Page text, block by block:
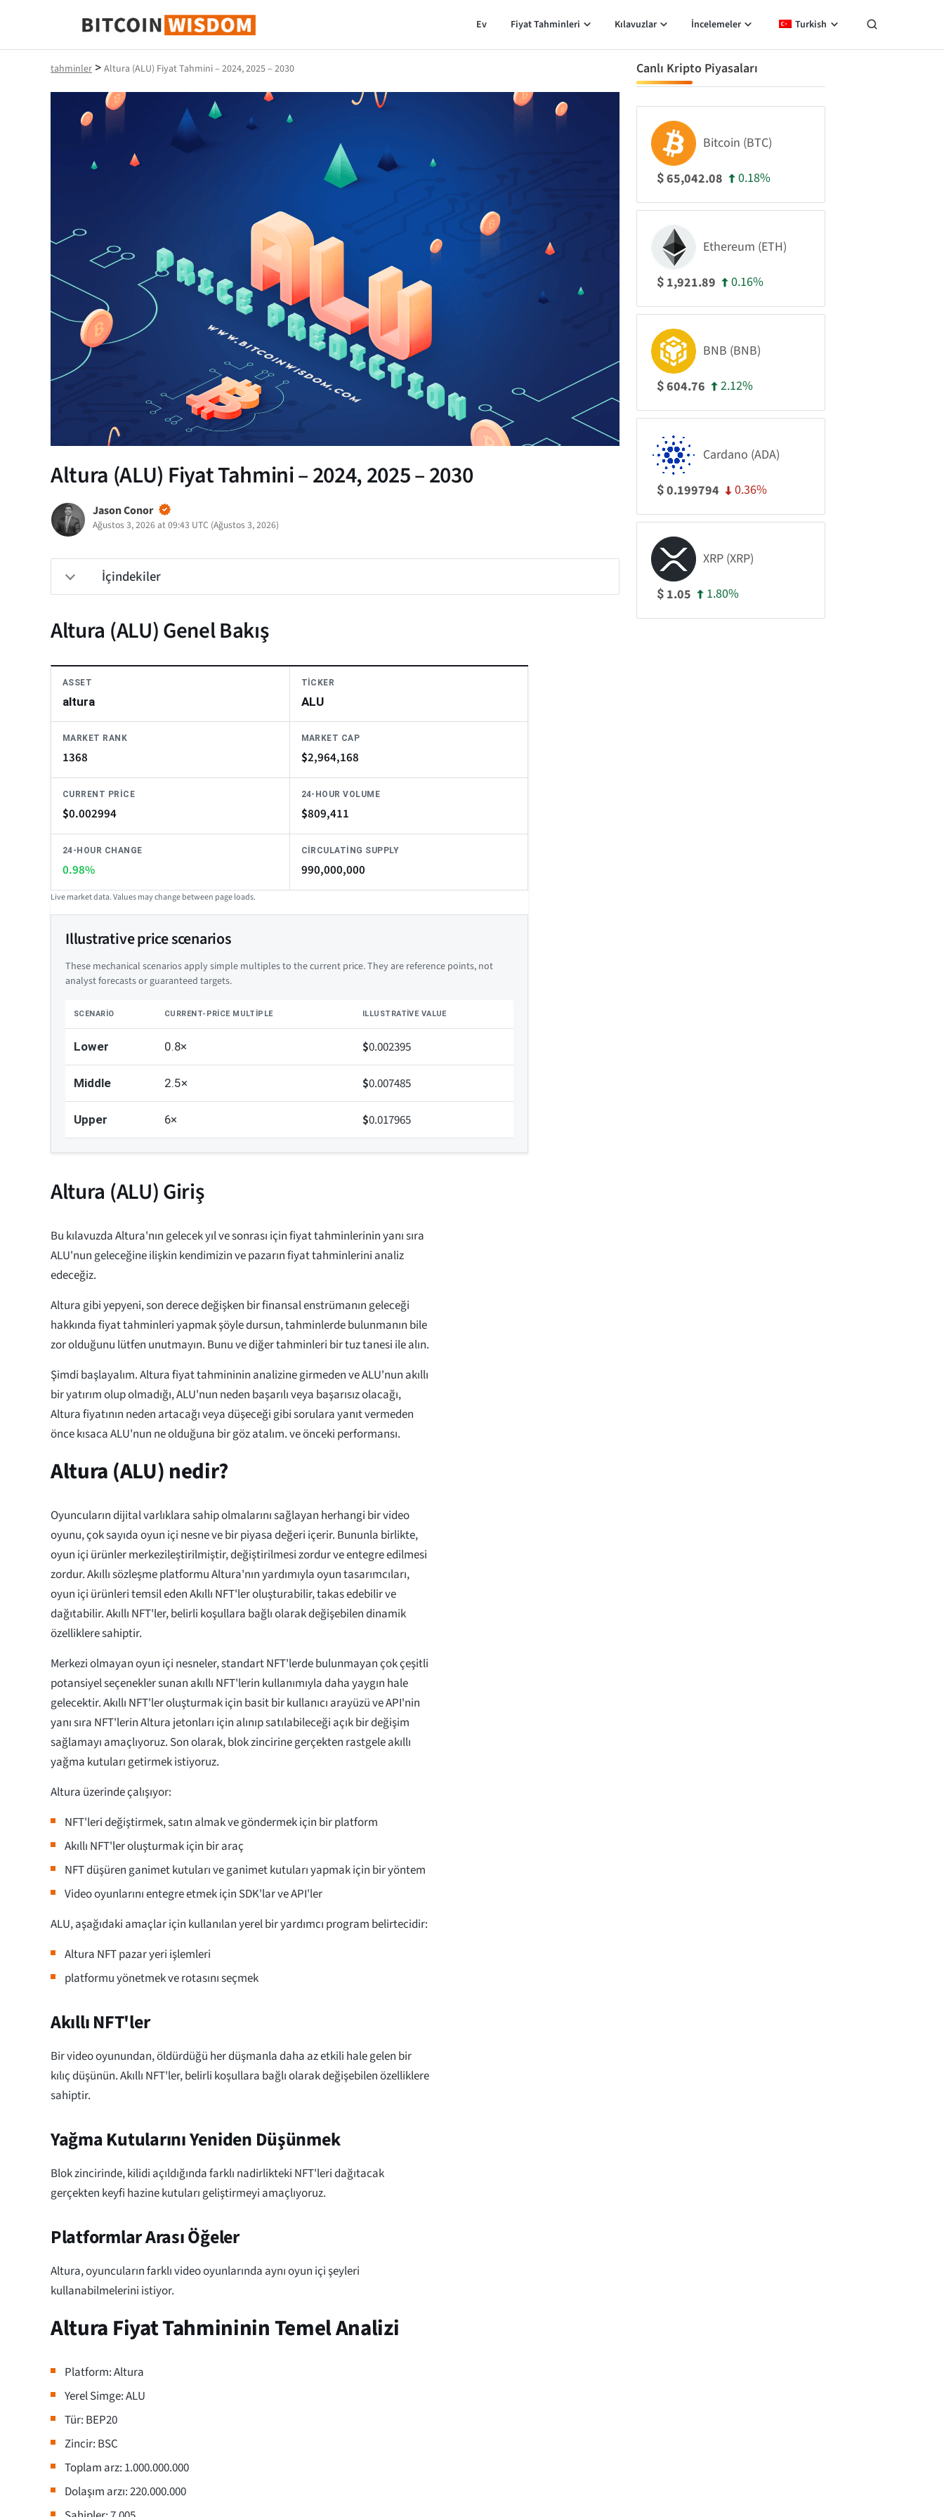
Bitcoin Bilgeliği
Ev Fiyat Tahminleri Kılavuzlar İncelemeler Turkish
tahminler > Altura (ALU) Fiyat Tahmini – 2024, 2025 – 2030
Altura (ALU) Fiyat Tahmini – 2024, 2025 – 2030
Jason Conor
Ağustos 3, 2026 at 09:43 UTC (Ağustos 3, 2026)
İçindekiler
Altura (ALU) Genel Bakış
ASSET
altura
TICKER
ALU
MARKET RANK
1368
MARKET CAP
$2,964,168
CURRENT PRICE
$0.002994
24-HOUR VOLUME
$809,411
24-HOUR CHANGE
0.98%
CIRCULATING SUPPLY
990,000,000
Live market data. Values may change between page loads.
Illustrative price scenarios
These mechanical scenarios apply simple multiples to the current price. They are reference points, not
analyst forecasts or guaranteed targets.
SCENARIO CURRENT-PRICE MULTIPLE ILLUSTRATIVE VALUE
Lower 0.8× $0.002395
Middle 2.5× $0.007485
Upper 6× $0.017965
Altura (ALU) Giriş
Bu kılavuzda Altura'nın gelecek yıl ve sonrası için fiyat tahminlerinin yanı sıra
ALU'nun geleceğine ilişkin kendimizin ve pazarın fiyat tahminlerini analiz
edeceğiz.
Altura gibi yepyeni, son derece değişken bir finansal enstrümanın geleceği
hakkında fiyat tahminleri yapmak şöyle dursun, tahminlerde bulunmanın bile
zor olduğunu lütfen unutmayın. Bunu ve diğer tahminleri bir tuz tanesi ile alın.
Şimdi başlayalım. Altura fiyat tahmininin analizine girmeden ve ALU'nun akıllı
bir yatırım olup olmadığı, ALU'nun neden başarılı veya başarısız olacağı,
Altura fiyatının neden artacağı veya düşeceği gibi sorulara yanıt vermeden
önce kısaca ALU'nun ne olduğuna bir göz atalım. ve önceki performansı.
Altura (ALU) nedir?
Oyuncuların dijital varlıklara sahip olmalarını sağlayan herhangi bir video
oyunu, çok sayıda oyun içi nesne ve bir piyasa değeri içerir. Bununla birlikte,
oyun içi ürünler merkezileştirilmiştir, değiştirilmesi zordur ve entegre edilmesi
zordur. Akıllı sözleşme platformu Altura'nın yardımıyla oyun tasarımcıları,
oyun içi ürünleri temsil eden Akıllı NFT'ler oluşturabilir, takas edebilir ve
dağıtabilir. Akıllı NFT'ler, belirli koşullara bağlı olarak değişebilen dinamik
özelliklere sahiptir.
Merkezi olmayan oyun içi nesneler, standart NFT'lerde bulunmayan çok çeşitli
potansiyel seçenekler sunan akıllı NFT'lerin kullanımıyla daha yaygın hale
gelecektir. Akıllı NFT'ler oluşturmak için basit bir kullanıcı arayüzü ve API'nin
yanı sıra NFT'lerin Altura jetonları için alınıp satılabileceği açık bir değişim
sağlamayı amaçlıyoruz. Son olarak, blok zincirine gerçekten rastgele akıllı
yağma kutuları getirmek istiyoruz.
Altura üzerinde çalışıyor:
NFT'leri değiştirmek, satın almak ve göndermek için bir platform
Akıllı NFT'ler oluşturmak için bir araç
NFT düşüren ganimet kutuları ve ganimet kutuları yapmak için bir yöntem
Video oyunlarını entegre etmek için SDK'lar ve API'ler
ALU, aşağıdaki amaçlar için kullanılan yerel bir yardımcı program belirtecidir:
Altura NFT pazar yeri işlemleri
platformu yönetmek ve rotasını seçmek
Akıllı NFT'ler
Bir video oyunundan, öldürdüğü her düşmanla daha az etkili hale gelen bir
kılıç düşünün. Akıllı NFT'ler, belirli koşullara bağlı olarak değişebilen özelliklere
sahiptir.
Yağma Kutularını Yeniden Düşünmek
Blok zincirinde, kilidi açıldığında farklı nadirlikteki NFT'leri dağıtacak
gerçekten keyfi hazine kutuları geliştirmeyi amaçlıyoruz.
Platformlar Arası Öğeler
Altura, oyuncuların farklı video oyunlarında aynı oyun içi şeyleri
kullanabilmelerini istiyor.
Altura Fiyat Tahmininin Temel Analizi
Platform: Altura
Yerel Simge: ALU
Tür: BEP20
Zincir: BSC
Toplam arz: 1.000.000.000
Dolaşım arzı: 220.000.000
Canlı Kripto Piyasaları
Bitcoin (BTC)
$65,042.08 0.18%
Ethereum (ETH)
$ 1,921.89 0.16%
BNB (BNB)
$604.76 2.12%
Cardano (ADA)
$0.199794 0.36%
XRP (XRP)
$ 1.05 1.80%